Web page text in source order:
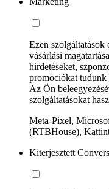
Ezen szolgáltatások
vásárlási
hirdetéseket,
promóciókat tudunk
Az Ön
szolgáltatásokat
Meta-Pixel,
(RTBHouse),
Kiterjesztett